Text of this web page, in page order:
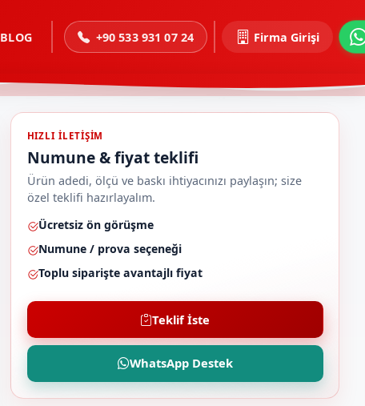
BLOG +90 533 931 07 24 Firma Girişi
HIZLI ILETIŞIM
Numune & fiyat teklifi
Ürün adedi, ölçü ve baskı ihtiyacınızı paylaşın; size
özel teklifi hazırlayalım.
Ücretsiz ön görüşme
Numune / prova seçeneği
Toplu siparişte avantajlı fiyat
Teklif İste
WhatsApp Destek